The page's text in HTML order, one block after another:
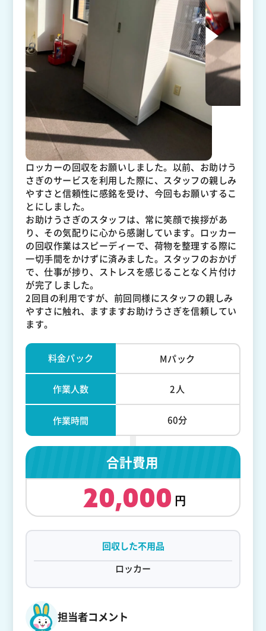
ロッカーの回収をお願いしました。以前、お助けう
さぎのサービスを利用した際に、スタッフの親しみ
やすさと信頼性に感銘を受け、今回もお願いするこ
とにしました。
お助けうさぎのスタッフは、常に笑顔で挨拶があ
り、その気配りに心から感謝しています。ロッカー
の回収作業はスピーディーで、荷物を整理する際に
一切手間をかけずに済みました。スタッフのおかげ
で、仕事が捗り、ストレスを感じることなく片付け
が完了しました。
2回目の利用ですが、前回同様にスタッフの親しみ
やすさに触れ、ますますお助けうさぎを信頼してい
ます。
料金パック Mパック
作業人数 2人
作業時間 60分
合計費用
20,000
回収した不用品
ロッカー
担当者コメント